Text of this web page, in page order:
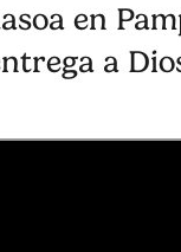
en
a